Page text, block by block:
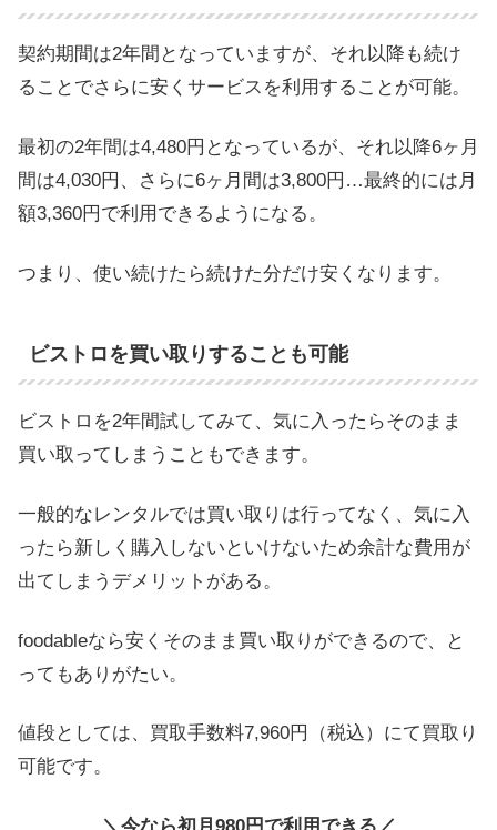
契約期間は2年間となっていますが、それ以降も続け
ることでさらに安くサービスを利用することが可能。
最初の2年間は4,480円となっているが、それ以降6ヶ月
間は4,030円、さらに6ヶ月間は3,800円…最終的には月
額3,360円で利用できるようになる。
つまり、使い続けたら続けた分だけ安くなります。
ビストロを買い取りすることも可能
ビストロを2年間試してみて、気に入ったらそのまま
買い取ってしまうこともできます。
一般的なレンタルでは買い取りは行ってなく、気に入
ったら新しく購入しないといけないため余計な費用が
出てしまうデメリットがある。
foodableなら安くそのまま買い取りができるので、と
ってもありがたい。
値段としては、買取手数料7,960円（税込）にて買取り
可能です。